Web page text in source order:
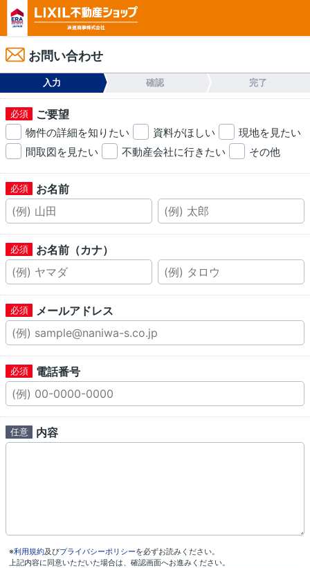
お問い合わせ
入力 確認 完了
ご要望
物件の詳細を知りたい 資料がほしい
現地を見たい
間取図を見たい
不動産会社に行きたい その他
お名前
お名前（カナ）
メールアドレス
電話番号
内容
※利用規約及びプライバシーポリシーを必ずお読みください。
上記内容に同意いただいた場合は、確認画面へお進みください。